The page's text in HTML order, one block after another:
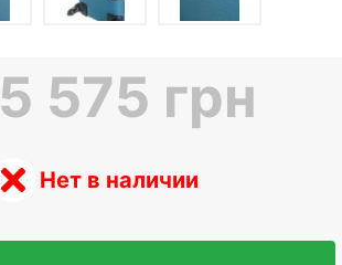
5 575 грн
Нет в наличии